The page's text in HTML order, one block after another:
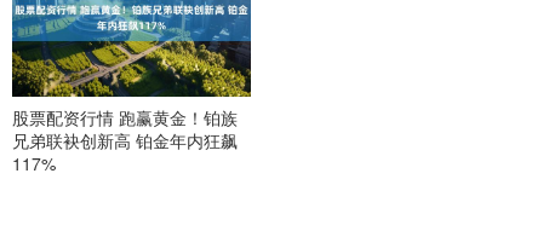
股票配资行情 跑赢黄金！铂族
兄弟联袂创新高 铂金年内狂飙
117%